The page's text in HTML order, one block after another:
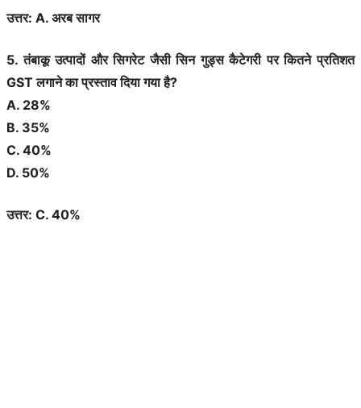
उत्तर: A. अरब सागर
5. तंबाकू उत्पादों और सिगरेट जैसी सिन गुड्स कैटेगरी पर कितने प्रतिशत
GST लगाने का प्रस्ताव दिया गया है?
A. 28%
B. 35%
C. 40%
D. 50%
उत्तर: C. 40%